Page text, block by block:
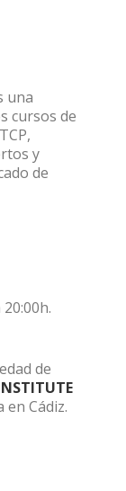
una
cursos de
y
de
de
Cádiz.